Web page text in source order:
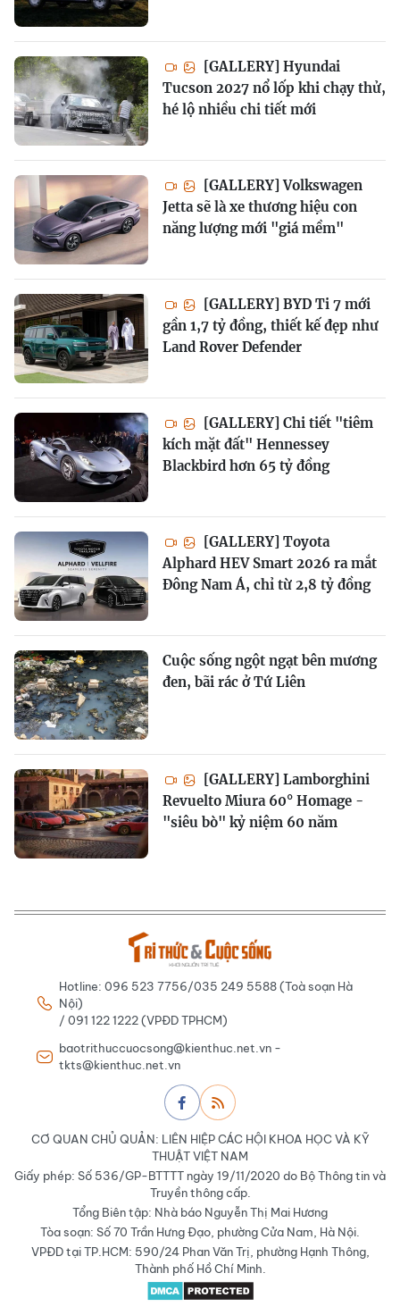
[GALLERY] Hyundai
Tucson 2027 nổ lốp khi chạy thử,
hé lộ nhiều chi tiết mới
[GALLERY] Volkswagen
Jetta sẽ là xe thương hiệu con
năng lượng mới "giá mềm"
[GALLERY] BYD Ti 7 mới
gần 1,7 tỷ đồng, thiết kế đẹp như
Land Rover Defender
[GALLERY] Chi tiết "tiêm
kích mặt đất" Hennessey
Blackbird hơn 65 tỷ đồng
[GALLERY] Toyota
Alphard HEV Smart 2026 ra mắt
Đông Nam Á, chỉ từ 2,8 tỷ đồng
Cuộc sống ngột ngạt bên mương
đen, bãi rác ở Tứ Liên
[GALLERY] Lamborghini
Revuelto Miura 60° Homage -
"siêu bò" kỷ niệm 60 năm
Hotline: 096 523 7756/035 249 5588 (Toà soạn Hà
Nội)
/ 091 122 1222 (VPĐD TPHCM)
baotrithuccuocsong@kienthuc.net.vn -
tkts@kienthuc.net.vn
CƠ QUAN CHỦ QUẢN: LIÊN HIỆP CÁC HỘI KHOA HỌC VÀ KỸ
THUẬT VIỆT NAM
Giấy phép: Số 536/GP-BTTTT ngày 19/11/2020 do Bộ Thông tin và
Truyền thông cấp.
Tổng Biên tập: Nhà báo Nguyễn Thị Mai Hương
Tòa soạn: Số 70 Trần Hưng Đạo, phường Cửa Nam, Hà Nội.
VPĐD tại TP.HCM: 590/24 Phan Văn Trị, phường Hạnh Thông,
Thành phố Hồ Chí Minh.